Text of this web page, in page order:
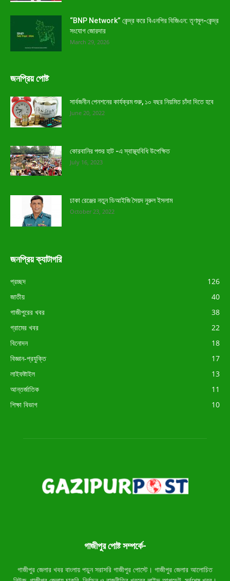
“BNP Network” কেন্দ্র করে বিএনপির বিজিএন: তৃণমূল-কেন্দ্র
সংযোগ জোরদার
March 29, 2026
জনপ্রিয় পোষ্ট
সার্বজনীন পেনশনের কার্যক্রম শুরু, ১০ বছর নিয়মিত চাঁদা দিতে হবে
June 20, 2022
কোরবানির পশুর হাট -এ স্বাস্থ্যবিধি উপেক্ষিত
July 16, 2023
ঢাকা রেঞ্জের নতুন ডিআইজি সৈয়দ নুরুল ইসলাম
October 23, 2022
জনপ্রিয় ক্যাটাগরি
প্রচ্ছদ
126
জাতীয়
40
গাজীপুরের খবর
38
গ্রামের খবর
22
বিনোদন
18
বিজ্ঞান-প্রযুক্তি
17
লাইফষ্টাইল
13
আন্তর্জাতিক
11
শিক্ষা বিভাগ
10
গাজীপুর পোষ্ট সম্পর্কে-
গাজীপুর জেলার খবর বাংলায় পড়ুন সরাসরি গাজীপুর পোস্টে। গাজীপুর জেলার আলোচিত